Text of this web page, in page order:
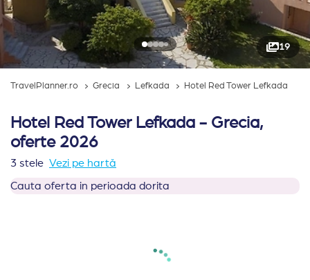
19
TravelPlanner.ro Grecia Lefkada Hotel Red Tower Lefkada
Hotel Red Tower Lefkada - Grecia,
oferte 2026
3 stele Vezi pe hartă
Cauta oferta in perioada dorita